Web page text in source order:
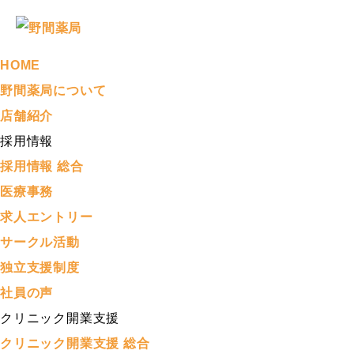
HOME
野間薬局について
店舗紹介
採用情報
採用情報 総合
医療事務
求人エントリー
サークル活動
独立支援制度
社員の声
クリニック開業支援
クリニック開業支援 総合